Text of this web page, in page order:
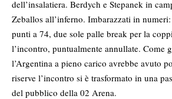
dell’insalatiera. Berdych e Stepanek in
Zeballos all’inferno. Imbarazzati in
punti a 74, due sole palle break per la
l’incontro, puntualmente annullate. Come
l’Argentina a pieno carico avrebbe avuto
riserve l’incontro si è trasformato in una
del pubblico della 02 Arena.